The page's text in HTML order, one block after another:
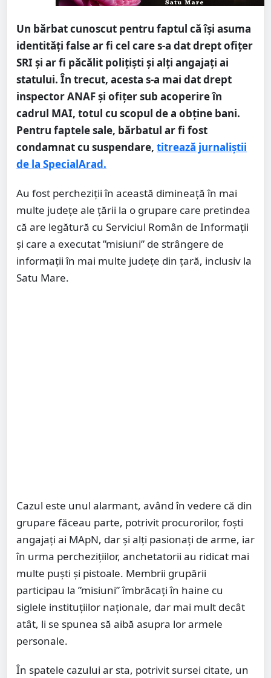
Un bărbat cunoscut pentru faptul că își asuma
identități false ar fi cel care s-a dat drept ofițer
SRI și ar fi păcălit polițiști și alți angajați ai
statului. În trecut, acesta s-a mai dat drept
inspector ANAF și ofițer sub acoperire în
cadrul MAI, totul cu scopul de a obține bani.
Pentru faptele sale, bărbatul ar fi fost
condamnat cu suspendare, titrează jurnaliștii
de la SpecialArad.
Au fost percheziții în această dimineață în mai
multe județe ale țării la o grupare care pretindea
că are legătură cu Serviciul Român de Informații
și care a executat ”misiuni” de strângere de
informații în mai multe județe din țară, inclusiv la
Satu Mare.
Cazul este unul alarmant, având în vedere că din
grupare făceau parte, potrivit procurorilor, foști
angajați ai MApN, dar și alți pasionați de arme, iar
în urma perchezițiilor, anchetatorii au ridicat mai
multe puști și pistoale. Membrii grupării
participau la ”misiuni” îmbrăcați în haine cu
siglele instituțiilor naționale, dar mai mult decât
atât, li se spunea să aibă asupra lor armele
personale.
În spatele cazului ar sta, potrivit sursei citate, un